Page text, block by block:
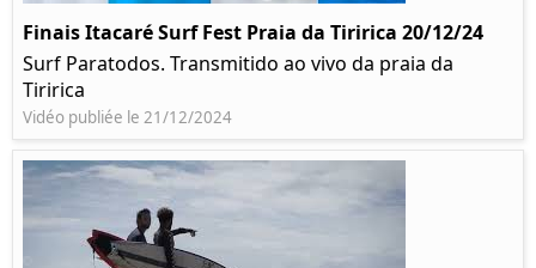
Finais Itacaré Surf Fest Praia da Tiririca 20/12/24
Surf Paratodos. Transmitido ao vivo da praia da
Tiririca
Vidéo publiée le 21/12/2024